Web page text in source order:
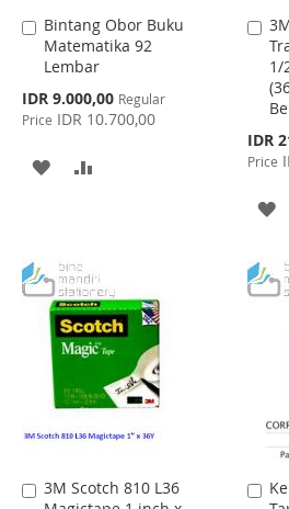
Bintang Obor Buku
Matematika 92
Lembar
Special
Price
IDR 9.000,00 Regular
Price IDR 10.700,00
Add
to
Cart
ADD
LIST
1/
Price
IDR
Price
to
3M Scotch 810 L36
Add